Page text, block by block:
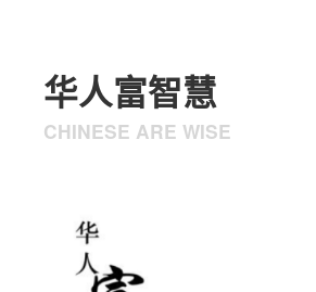
华人富智慧
CHINESE ARE WISE